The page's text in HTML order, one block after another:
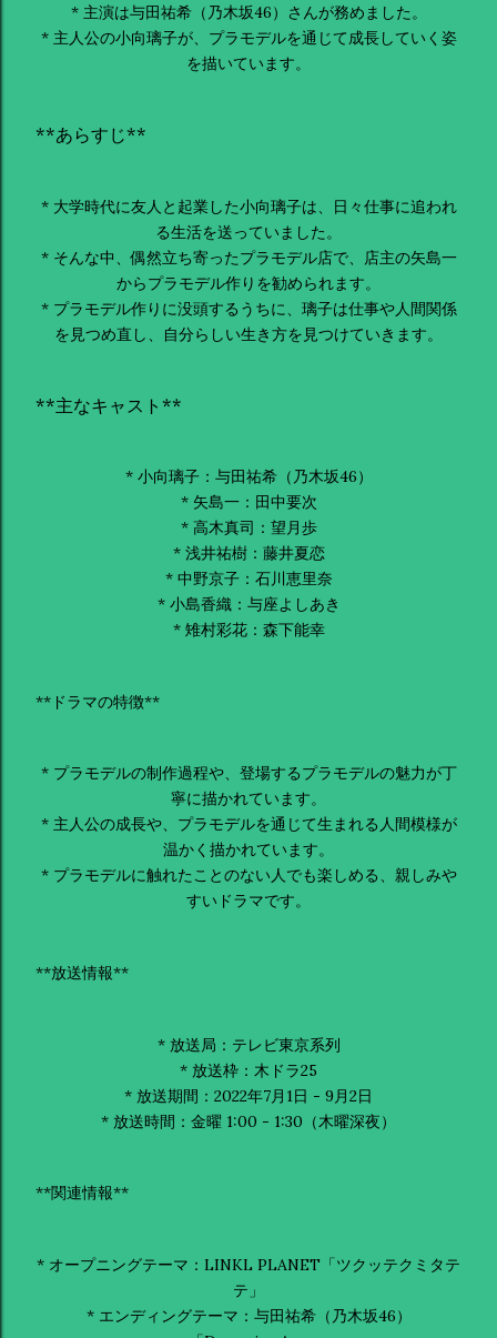
* 主演は与田祐希（乃木坂46）さんが務めました。
* 主人公の小向璃子が、プラモデルを通じて成長していく姿
を描いています。
**あらすじ**
* 大学時代に友人と起業した小向璃子は、日々仕事に追われ
る生活を送っていました。
* そんな中、偶然立ち寄ったプラモデル店で、店主の矢島一
からプラモデル作りを勧められます。
* プラモデル作りに没頭するうちに、璃子は仕事や人間関係
を見つめ直し、自分らしい生き方を見つけていきます。
**主なキャスト**
* 小向璃子：与田祐希（乃木坂46）
* 矢島一：田中要次
* 高木真司：望月歩
* 浅井祐樹：藤井夏恋
* 中野京子：石川恵里奈
* 小島香織：与座よしあき
* 雉村彩花：森下能幸
**ドラマの特徴**
* プラモデルの制作過程や、登場するプラモデルの魅力が丁
寧に描かれています。
* 主人公の成長や、プラモデルを通じて生まれる人間模様が
温かく描かれています。
* プラモデルに触れたことのない人でも楽しめる、親しみや
すいドラマです。
**放送情報**
* 放送局：テレビ東京系列
* 放送枠：木ドラ25
* 放送期間：2022年7月1日 - 9月2日
* 放送時間：金曜 1:00 - 1:30（木曜深夜）
**関連情報**
* オープニングテーマ：LINKL PLANET「ツクッテクミタテ
テ」
* エンディングテーマ：与田祐希（乃木坂46）